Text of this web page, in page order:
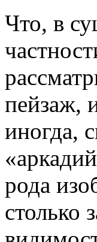
Что, в
пейзаж,
иногда,
рода
столько